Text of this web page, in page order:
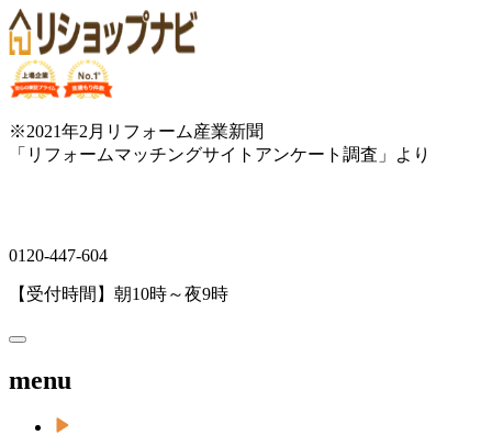
※2021年2月リフォーム産業新聞
「リフォームマッチングサイトアンケート調査」より
0120-447-604
【受付時間】朝10時～夜9時
menu